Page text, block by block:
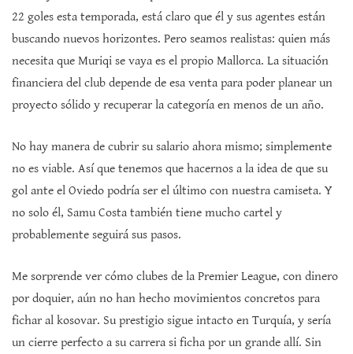
22 goles esta temporada, está claro que él y sus agentes están
buscando nuevos horizontes. Pero seamos realistas: quien más
necesita que Muriqi se vaya es el propio Mallorca. La situación
financiera del club depende de esa venta para poder planear un
proyecto sólido y recuperar la categoría en menos de un año.
No hay manera de cubrir su salario ahora mismo; simplemente
no es viable. Así que tenemos que hacernos a la idea de que su
gol ante el Oviedo podría ser el último con nuestra camiseta. Y
no solo él, Samu Costa también tiene mucho cartel y
probablemente seguirá sus pasos.
Me sorprende ver cómo clubes de la Premier League, con dinero
por doquier, aún no han hecho movimientos concretos para
fichar al kosovar. Su prestigio sigue intacto en Turquía, y sería
un cierre perfecto a su carrera si ficha por un grande allí. Sin